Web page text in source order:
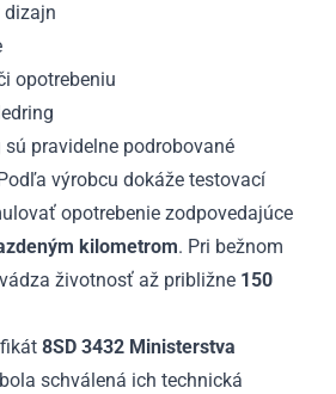
dizajn
opotrebeniu
pravidelne podrobované
výrobcu dokáže testovací
opotrebenie zodpovedajúce
kilometrom. Pri bežnom
životnosť až približne 150
8SD 3432 Ministerstva
schválená ich technická